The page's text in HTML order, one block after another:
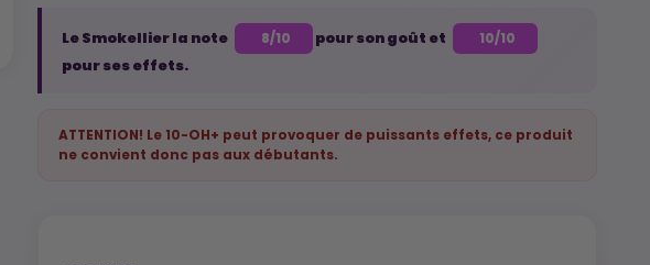
Le Smokellier la note 8/10 pour son goût et 10/10
pour ses effets.
ATTENTION! Le 10-OH+ peut provoquer de puissants effets, ce produit
ne convient donc pas aux débutants.